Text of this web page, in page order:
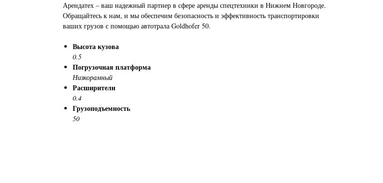
Арендатех – ваш надежный партнер в сфере аренды спецтехники в Нижнем Новгороде.
Обращайтесь к нам, и мы обеспечим безопасность и эффективность транспортировки
ваших грузов с помощью автотрала Goldhofer 50.
Высота кузова
0.5
Погрузочная платформа
Низкорамный
Расширители
0.4
Грузоподъемность
50